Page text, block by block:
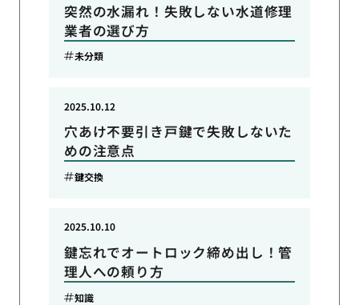
突然の水漏れ！失敗しない水道修理
業者の選び方
未分類
穴あけ不要引き戸鍵で失敗しないた
めの注意点
2025.10.12
鍵交換
鍵忘れでオートロック締め出し！管
理人への頼り方
2025.10.10
知識